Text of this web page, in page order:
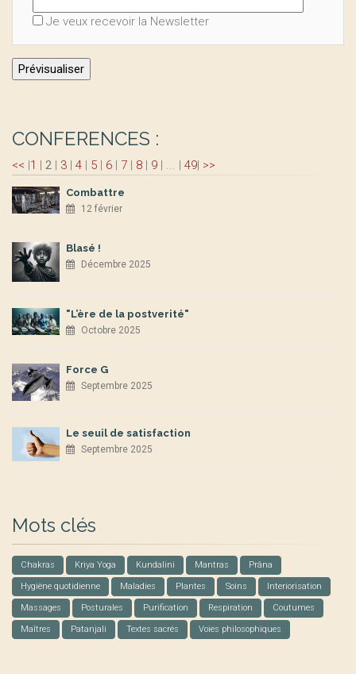
Je veux recevoir la Newsletter
CONFERENCES :
<< |1 | 2 | 3 | 4 | 5 | 6 | 7 | 8 | 9 | ... | 49| >>
Combattre
12 février
Blasé !
Décembre 2025
"L’ère de la postverité"
Octobre 2025
Force G
Septembre 2025
Le seuil de satisfaction
Septembre 2025
Mots clés
Chakras Kriya Yoga Kundalini Mantras Prâna
Hygiène quotidienne Maladies Plantes Soins Interiorisation
Massages Posturales Purification Respiration Coutumes
Maîtres Patanjali Textes sacrés Voies philosophiques